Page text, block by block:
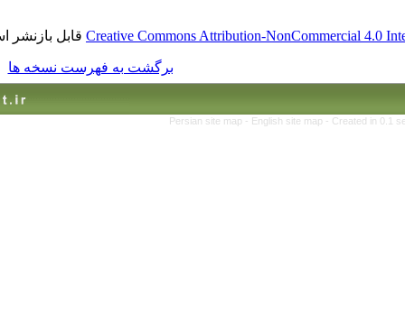
Creative Commons Attribution-قابل بازنشر است.
برگشت به فهرست نسخه ها
Persian site map -